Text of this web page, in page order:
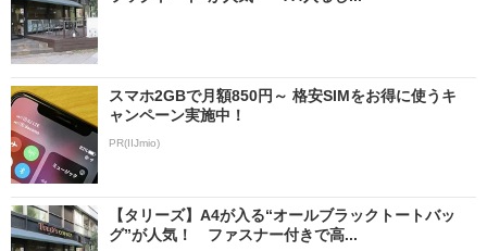
スマホ2GBで月額850円～ 格安SIMをお得に使うキ
ャンペーン実施中！
PR(IIJmio)
【タリーズ】A4が入る“オールブラックトートバッ
グ”が人気！ ファスナー付きで高...